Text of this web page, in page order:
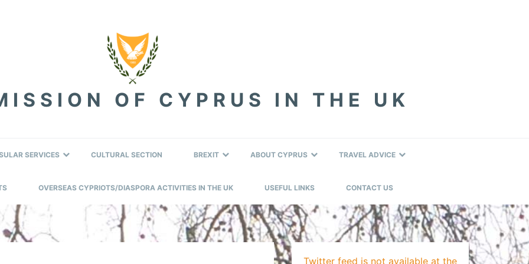
OF CYPRUS IN THE UK
SERVICES CULTURAL SECTION BREXIT ABOUT CYPRUS TRAVEL ADVICE
OVERSEAS CYPRIOTS/DIASPORA ACTIVITIES IN THE UK USEFUL LINKS CONTACT US
Twitter feed is not available at the